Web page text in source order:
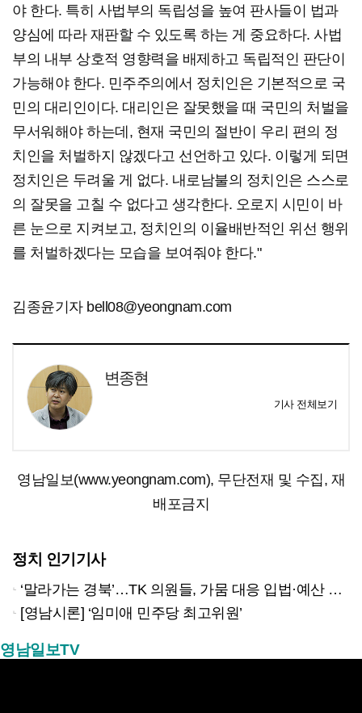
야 한다. 특히 사법부의 독립성을 높여 판사들이 법과
양심에 따라 재판할 수 있도록 하는 게 중요하다. 사법
부의 내부 상호적 영향력을 배제하고 독립적인 판단이
가능해야 한다. 민주주의에서 정치인은 기본적으로 국
민의 대리인이다. 대리인은 잘못했을 때 국민의 처벌을
무서워해야 하는데, 현재 국민의 절반이 우리 편의 정
치인을 처벌하지 않겠다고 선언하고 있다. 이렇게 되면
정치인은 두려울 게 없다. 내로남불의 정치인은 스스로
의 잘못을 고칠 수 없다고 생각한다. 오로지 시민이 바
른 눈으로 지켜보고, 정치인의 이율배반적인 위선 행위
를 처벌하겠다는 모습을 보여줘야 한다."
김종윤기자 bell08@yeongnam.com
변종현
기사 전체보기
영남일보(www.yeongnam.com), 무단전재 및 수집, 재
배포금지
정치 인기기사
‘말라가는 경북’…TK 의원들, 가뭄 대응 입법·예산 확보 나선다
[영남시론] ‘임미애 민주당 최고위원’
영남일보TV